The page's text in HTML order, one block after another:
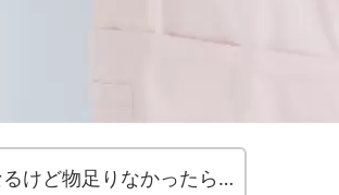
けど物足りなかったら…